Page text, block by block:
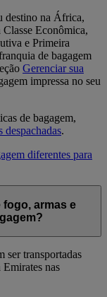
destino na África,
Classe Econômica,
e Primeira
de bagagem
Gerenciar sua
impressa no seu
de bagagem,
despachadas.
diferentes para
armas e
ser transportadas
Emirates nas